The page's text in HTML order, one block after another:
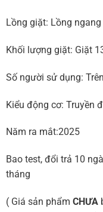
Lồng giặt: Lồng ngang
Khối lượng giặt: Giặt
Số người sử dụng:
Kiểu động cơ: Truyền
Năm ra mắt:2025
Bao test, đổi trả 10
tháng
( Giá sản phẩm CHƯA